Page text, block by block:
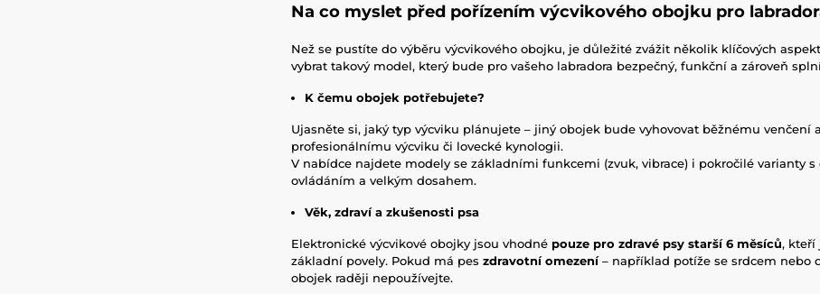
Na co myslet před pořízením výcvikového obojku pro
Než se pustíte do výběru výcvikového obojku, je důležité zvážit několik klíčových
vybrat takový model, který bude pro vašeho labradora bezpečný, funkční a zároveň
K čemu obojek potřebujete?
Ujasněte si, jaký typ výcviku plánujete – jiný obojek bude vyhovovat běžnému venčení
profesionálnímu výcviku či lovecké kynologii.
V nabídce najdete modely se základními funkcemi (zvuk, vibrace) i pokročilé varianty s
ovládáním a velkým dosahem.
Věk, zdraví a zkušenosti psa
Elektronické výcvikové obojky jsou vhodné pouze pro zdravé psy starší 6 měsíců, kteří
základní povely. Pokud má pes zdravotní omezení– například potíže se srdcem nebo
obojek raději nepoužívejte.